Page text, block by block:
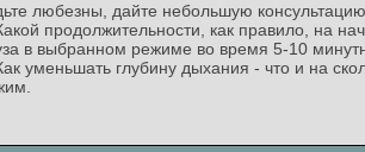
любезны, дайте небольшую
продолжительности, как правило, на
в выбранном режиме во время 5-10
уменьшать глубину дыхания - что и на